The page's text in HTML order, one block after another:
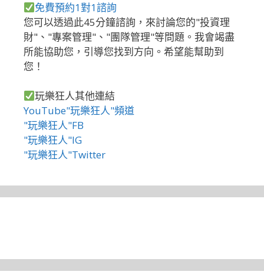
免費預約1對1諮詢
您可以透過此45分鐘諮詢，來討論您的"投資理
財"、"專案管理"、"團隊管理"等問題。我會竭盡
所能協助您，引導您找到方向。希望能幫助到
您！
玩樂狂人其他連結
YouTube"玩樂狂人"頻道
"玩樂狂人"FB
"玩樂狂人"IG
"玩樂狂人"Twitter